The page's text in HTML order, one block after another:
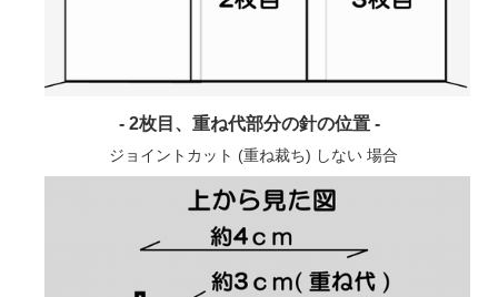
- 2枚目、重ね代部分の針の位置 -
ジョイントカット (重ね裁ち) しない 場合